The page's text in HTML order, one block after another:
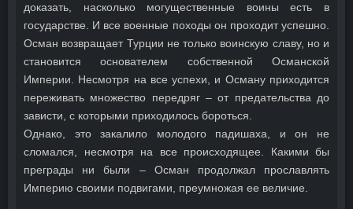
доказать, насколько могущественные воины есть в
государстве. И все военные походы он проходит успешно.
Осман возвращает Турции не только воинскую славу, но и
становится основателем собственной Османской
Империи. Несмотря на все успехи, и Осману приходится
переживать множество передряг – от предательства до
зависти, с которыми приходилось бороться.
Однако, это закалило молодого падишаха, и он не
сломался, несмотря на все происходящее. Какими бы
преграды ни были – Осман продолжал прославлять
Империю своими подвигами, преумножая ее величие.